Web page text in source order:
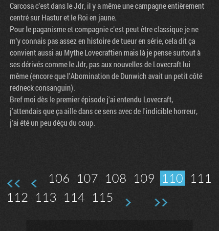
Carcosa c'est dans le Jdr, il y a même une campagne entièrement
centré sur Hastur et le Roi en jaune.
Pour le paganisme et compagnie c'est peut être classique je ne
m'y connais pas assez en histoire de tueur en série, cela dit ça
convient aussi au Mythe Lovecraftien mais là je pense surtout à
ses dérivés comme le Jdr, pas aux nouvelles de Lovecraft lui
même (encore que l'Abomination de Dunwich avait un petit côté
redneck consanguin).
Bref moi dès le premier épisode j'ai entendu Lovecraft,
j'attendais que ça aille dans ce sens avec de l'indicible horreur,
j'ai été un peu déçu du coup.
106 107 108 109 110 111
112 113 114 115